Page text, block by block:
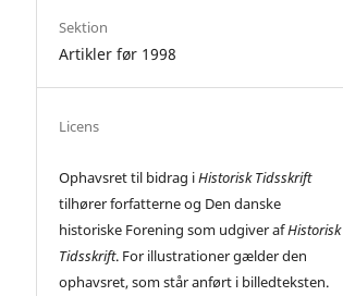
Sektion
Artikler før 1998
Licens
Ophavsret til bidrag iHistorisk Tidsskrift
tilhører forfatterne og Den danske
historiske Forening som udgiver afHistorisk
Tidsskrift. For illustrationer gælder den
ophavsret, som står anført i billedteksten.